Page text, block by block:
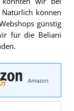
können
günstig
für die Beliani
Amazon